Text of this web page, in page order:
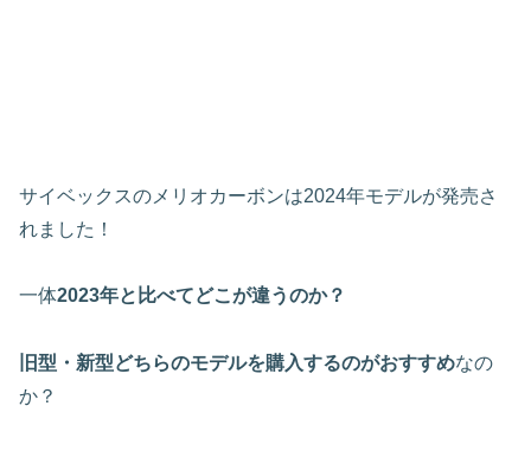
サイベックスのメリオカーボンは2024年モデルが発売さ
れました！
一体2023年と比べてどこが違うのか？
旧型・新型どちらのモデルを購入するのがおすすめなの
か？